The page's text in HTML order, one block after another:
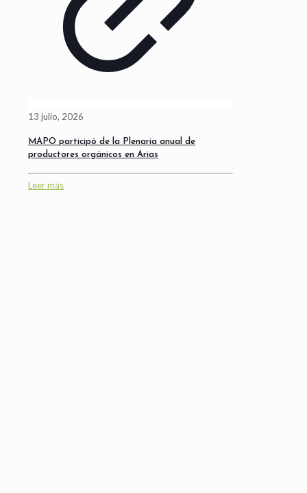
13 julio, 2026
MAPO participó de la Plenaria anual de
productores orgánicos en Arias
Leer más